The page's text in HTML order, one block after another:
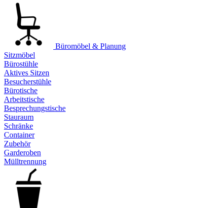
Büromöbel & Planung
Sitzmöbel
Bürostühle
Aktives Sitzen
Besucherstühle
Bürotische
Arbeitstische
Besprechungstische
Stauraum
Schränke
Container
Zubehör
Garderoben
Mülltrennung